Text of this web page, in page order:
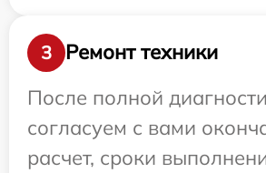
3
Ремонт техники
После полной
согласуем с вами
расчет, сроки